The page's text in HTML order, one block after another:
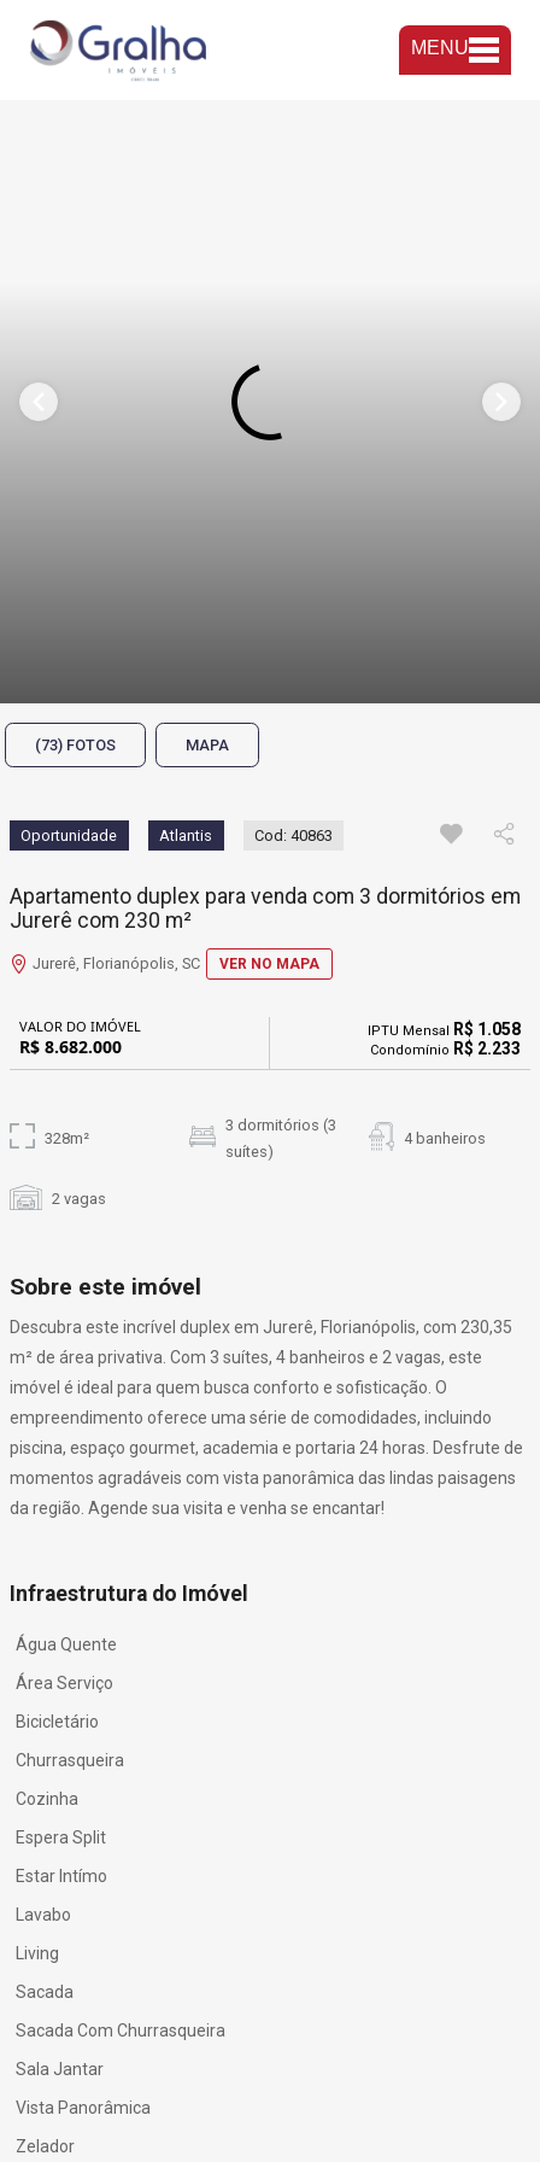
MENU
(73) FOTOS MAPA
Oportunidade Atlantis Cod: 40863
Apartamento duplex para venda com 3 dormitórios em
Jurerê com 230 m²
Jurerê, Florianópolis, SC VER NO MAPA
VALOR DO IMÓVEL
R$ 8.682.000
IPTU Mensal R$ 1.058
Condomínio R$ 2.233
328m²
3 dormitórios (3
suítes)
4 banheiros
2 vagas
Sobre este imóvel
Descubra este incrível duplex em Jurerê, Florianópolis, com 230,35
m² de área privativa. Com 3 suítes, 4 banheiros e 2 vagas, este
imóvel é ideal para quem busca conforto e sofisticação. O
empreendimento oferece uma série de comodidades, incluindo
piscina, espaço gourmet, academia e portaria 24 horas. Desfrute de
momentos agradáveis com vista panorâmica das lindas paisagens
da região. Agende sua visita e venha se encantar!
Infraestrutura do Imóvel
Água Quente
Área Serviço
Bicicletário
Churrasqueira
Cozinha
Espera Split
Estar Intímo
Lavabo
Living
Sacada
Sacada Com Churrasqueira
Sala Jantar
Vista Panorâmica
Zelador